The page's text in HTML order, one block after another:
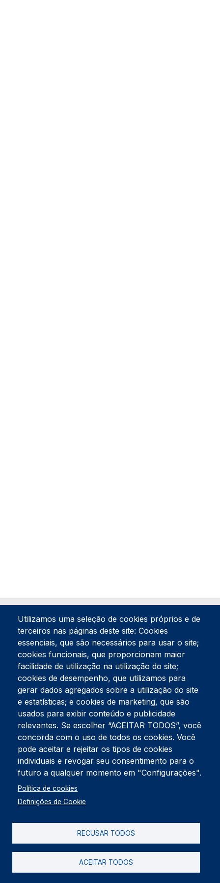
Tel:234 390 100Fax:234 390 100
Endereço Postal
Apartado 42
Rua Gil Eanes 31
3834-908 Gafanha da Nazaré
Estúdios
Rua Prior Guerra
Edifício do Centro Cultural da Gafanha da Nazaré
3830-556 Gafanha da Nazaré
Rodapé
Cookies
Política de Privacidade
Utilizamos uma seleção de cookies próprios e de
terceiros nas páginas deste site: Cookies
essenciais, que são necessários para usar o site;
cookies funcionais, que proporcionam maior
facilidade de utilização na utilização do site;
cookies de desempenho, que utilizamos para
gerar dados agregados sobre a utilização do site
e estatísticas; e cookies de marketing, que são
usados para exibir conteúdo e publicidade
relevantes. Se escolher “ACEITAR TODOS”, você
concorda com o uso de todos os cookies. Você
pode aceitar e rejeitar os tipos de cookies
individuais e revogar seu consentimento para o
futuro a qualquer momento em "Configurações".
Política de cookies
Definições de Cookie
RECUSAR TODOS
ACEITAR TODOS